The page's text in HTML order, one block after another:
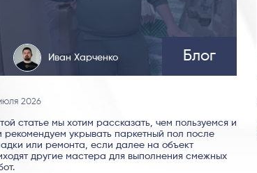
Иван Харченко Блог
2026
статье мы хотим рассказать, чем пользуемся и
рекомендуем укрывать паркетный пол после
или ремонта, если далее на объект
другие мастера для выполнения смежных